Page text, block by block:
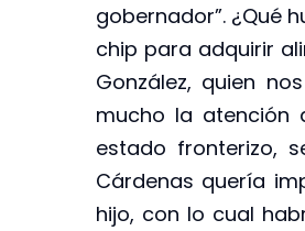
gobernador”. ¿Qué
chip para adquirir
González, quien
mucho la atención
estado fronterizo,
Cárdenas quería
hijo, con lo cual